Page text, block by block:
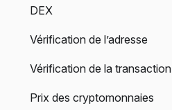
DEX
Vérification de l’adresse
Vérification de la transaction
Prix des cryptomonnaies